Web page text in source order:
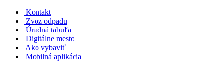
Kontakt
Zvoz odpadu
Úradná tabuľa
Digitálne mesto
Ako vybaviť
Mobilná aplikácia